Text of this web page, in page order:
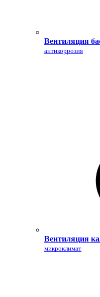
Вентиляция
антикоррозия
Вентиляция
микроклимат